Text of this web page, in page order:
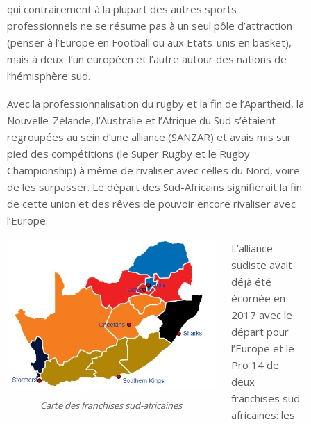
qui contrairement à la plupart des autres sports
professionnels ne se résume pas à un seul pôle d’attraction
(penser à l’Europe en Football ou aux Etats-unis en basket),
mais à deux: l’un européen et l’autre autour des nations de
l’hémisphère sud.
Avec la professionnalisation du rugby et la fin de l’Apartheid, la
Nouvelle-Zélande, l’Australie et l’Afrique du Sud s’étaient
regroupées au sein d’une alliance (SANZAR) et avais mis sur
pied des compétitions (le Super Rugby et le Rugby
Championship) à même de rivaliser avec celles du Nord, voire
de les surpasser. Le départ des Sud-Africains signifierait la fin
de cette union et des rêves de pouvoir encore rivaliser avec
l’Europe.
Carte des franchises sud-africaines
L’alliance
sudiste avait
déjà été
écornée en
2017 avec le
départ pour
l’Europe et le
Pro 14 de
deux
franchises sud
africaines: les